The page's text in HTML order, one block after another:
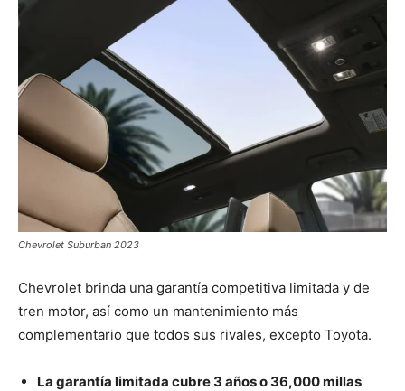
Chevrolet Suburban 2023
Chevrolet brinda una garantía competitiva limitada y de
tren motor, así como un mantenimiento más
complementario que todos sus rivales, excepto Toyota.
La garantía limitada cubre 3 años o 36,000 millas